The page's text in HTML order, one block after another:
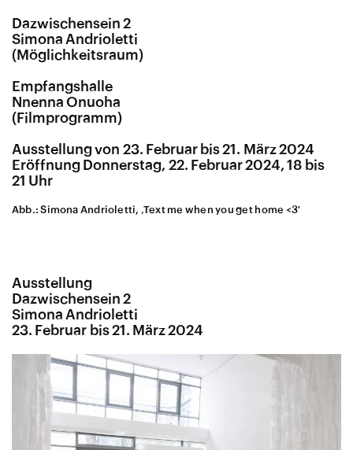
Dazwischensein 2
Simona Andrioletti
(Möglichkeitsraum)
Empfangshalle
Nnenna Onuoha
(Filmprogramm)
Ausstellung von 23. Februar bis 21. März 2024
Eröffnung Donnerstag, 22. Februar 2024, 18 bis
21 Uhr
Abb.: Simona Andrioletti, ‚Text me when you get home <3′
Ausstellung
Dazwischensein 2
Simona Andrioletti
23. Februar bis 21. März 2024